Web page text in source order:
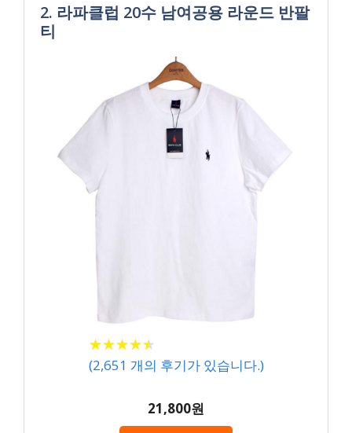
2. 라파클럽 20수 남여공용 라운드 반팔
티
★★★★★
★★★★★
(2,651 개의 후기가 있습니다.)
21,800원